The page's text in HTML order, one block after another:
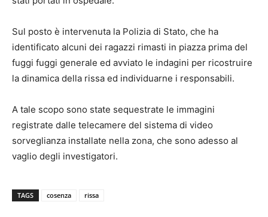
Sul posto è intervenuta la Polizia di Stato, che ha
identificato alcuni dei ragazzi rimasti in piazza prima del
fuggi fuggi generale ed avviato le indagini per ricostruire
la dinamica della rissa ed individuarne i responsabili.
A tale scopo sono state sequestrate le immagini
registrate dalle telecamere del sistema di video
sorveglianza installate nella zona, che sono adesso al
vaglio degli investigatori.
TAGS cosenza rissa